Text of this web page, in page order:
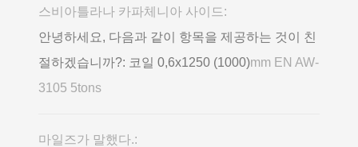
스비아틀라나 카파체니아 사이드:
안녕하세요, 다음과 같이 항목을 제공하는 것이 친
절하겠습니까?: 코일 0,6х1250 (1000)mm EN AW-
3105 5tons
마일즈가 말했다.: